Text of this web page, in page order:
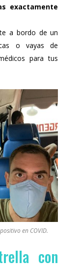
exactamente
a bordo de un
o vayas de
para tus
en COVID.
con